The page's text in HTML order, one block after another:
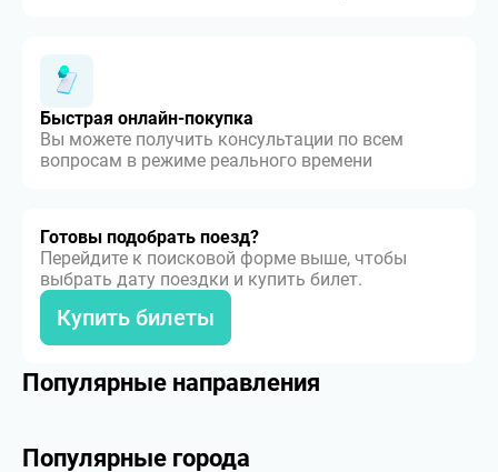
Быстрая онлайн-покупка
Вы можете получить консультации по всем
вопросам в режиме реального времени
Готовы подобрать поезд?
Перейдите к поисковой форме выше, чтобы
выбрать дату поездки и купить билет.
Купить билеты
Популярные направления
Популярные города